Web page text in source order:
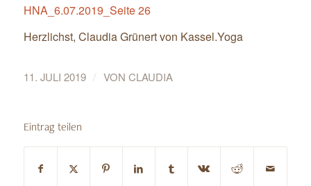
HNA_6.07.2019_Seite 26
Herzlichst, Claudia Grünert von Kassel.Yoga
11. JULI 2019 / VON CLAUDIA
Eintrag teilen